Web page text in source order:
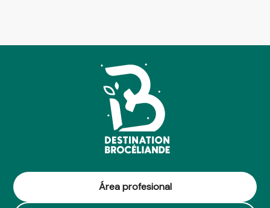
Área profesional